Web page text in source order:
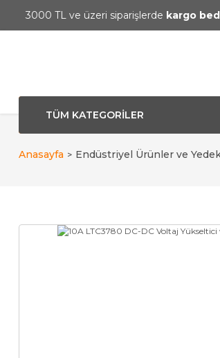
3000 TL ve üzeri siparişlerde kargo
TÜM KATEGORİLER
Anasayfa Endüstriyel Ürünler ve